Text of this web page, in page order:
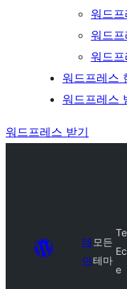
워드
워드
워드
워드프레스
워드프레스
워드프레스 받기
테
마
모든
테마
e